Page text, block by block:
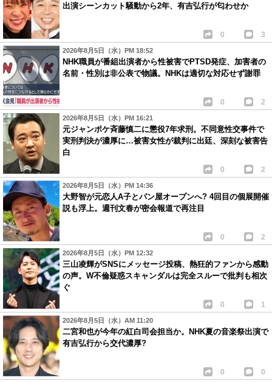
出演シーンカット騒動から2年、有吉弘行が匂わせか
0 3
2026年8月5日（水）PM 18:52
NHK職員が番組出演者から性被害でPTSD発症、加害者の
名前・性別は非公表で物議。NHKは適切な対応せず謝罪
0 2
2026年8月5日（水）PM 16:21
元ジャンポケ斉藤慎二に懲役7年求刑。不同意性交事件で
実刑判決が濃厚に…被害女性が裁判に出廷、深刻な被害告
白
0 2
2026年8月5日（水）PM 14:36
大野智が元恋人A子とパン屋オープンへ? 4回目の個展開催
説も浮上。週刊文春が密会報道で再注目
0 2
2026年8月5日（水）PM 12:32
三山凌輝がSNSにメッセージ投稿、熱狂的ファンから感動
の声。W不倫疑惑スキャンダルは完全スルーで批判も相次
ぐ
0 1
2026年8月5日（水）AM 11:20
二宮和也が今年の紅白司会担当か。NHK夏の音楽祭出演で
有吉弘行から交代濃厚?
0 0